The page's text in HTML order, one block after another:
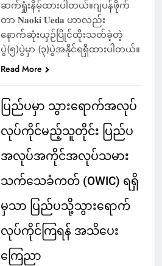
ဆက်ရှုံးနိမ့်ထားပါတယ်။ဂျပန်ဖိုက်
တာ 𝐍𝐚𝐨𝐤𝐢 𝐔𝐞𝐝𝐚 ဟာလည်း
နောက်ဆုံးယှဉ်ပြိုင်ထိုးသတ်ခဲ့တဲ့
ပွဲ(၅)ပွဲမှာ (၃)ပွဲအနိုင်ရရှိထားပါတယ်။
Read More
ပြည်ပမှာ သွားရောက်အလုပ်
လုပ်ကိုင်မည့်သူတိုင်း ပြည်ပ
အလုပ်အကိုင်အလုပ်သမား
သက်သေခံကတ် (OWIC) ရရှိ
မှသာ ပြည်ပသို့သွားရောက်
လုပ်ကိုင်ကြရန် အသိပေး
ကြေညာ